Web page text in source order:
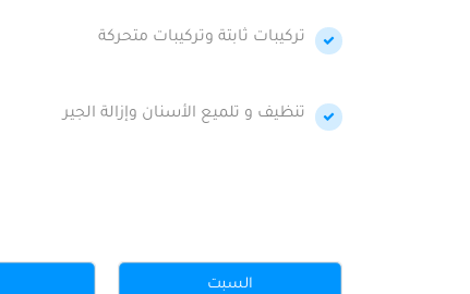
تركيبات ثابتة وتركيبات متحركة
تنظيف و تلميع الأسنان وإزالة الجير
السبت